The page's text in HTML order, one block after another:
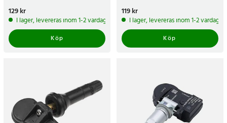
Pris:129 kr
129 kr
I lager, levereras inom 1-2 vardagar
Köp
Pris:119 kr
119 kr
I lager, levereras inom 1-2 vardagar
Köp